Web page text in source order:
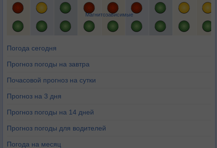
Магнитозависимые
Погода сегодня
Прогноз погоды на завтра
Почасовой прогноз на сутки
Прогноз на 3 дня
Прогноз погоды на 14 дней
Прогноз погоды для водителей
Погода на месяц